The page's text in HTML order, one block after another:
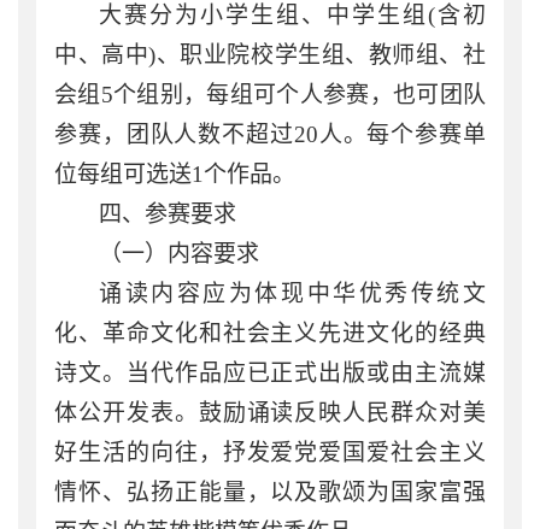
大赛分为小学生组、中学生组 (含初
中、高中)、职业院校学生组、教师组、社
会组5个组别，每组可个人参赛，也可团队
参赛，团队人数不超过20人。每个参赛单
位每组可选送1个作品。
四、参赛要求
（一）内容要求
诵读内容应为体现中华优秀传统文
化、革命文化和社会主义先进文化的经典
诗文。当代作品应已正式出版或由主流媒
体公开发表。鼓励诵读反映人民群众对美
好生活的向往，抒发爱党爱国爱社会主义
情怀、弘扬正能量，以及歌颂为国家富强